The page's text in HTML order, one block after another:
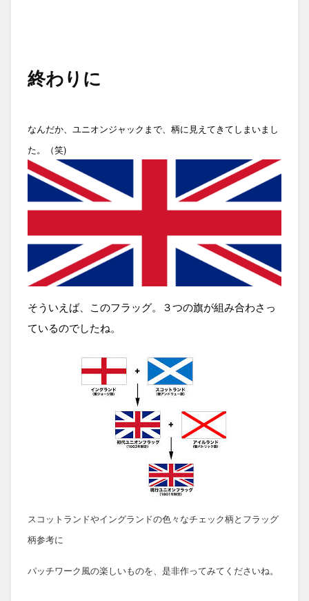
終わりに
なんだか、ユニオンジャックまで、柄に見えてきてしまいまし
た。（笑)
そういえば、このフラッグ。３つの旗が組み合わさっ
ているのでしたね。
スコットランドやイングランドの色々なチェック柄とフラッグ
柄参考に
パッチワーク風の楽しいものを、是非作ってみてくださいね。